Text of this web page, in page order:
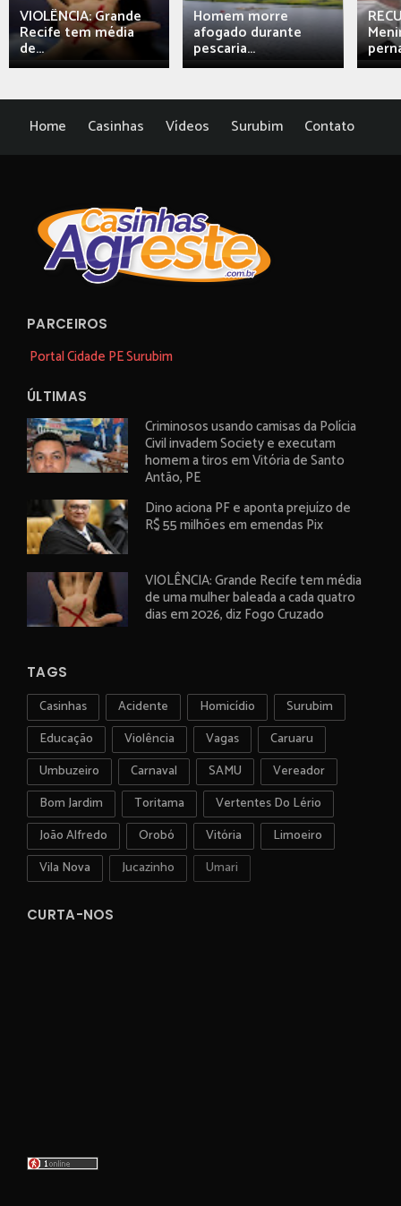
VIOLÊNCIA: Grande
Recife tem média
de...
Homem morre
afogado durante
pescaria...
Home Casinhas Vídeos Surubim Contato
PARCEIROS
Portal Cidade PE Surubim
ÚLTIMAS
Criminosos usando camisas da Polícia
Civil invadem Society e executam
homem a tiros em Vitória de Santo
Antão, PE
Dino aciona PF e aponta prejuízo de
R$ 55 milhões em emendas Pix
VIOLÊNCIA: Grande Recife tem média
de uma mulher baleada a cada quatro
dias em 2026, diz Fogo Cruzado
TAGS
Casinhas Acidente Homicídio
Surubim
Educação
Violência Vagas
Caruaru
Umbuzeiro
Carnaval SAMU
Vereador
Bom Jardim
Toritama
Vertentes Do Lério
João Alfredo
Orobó Vitória
Limoeiro
Vila Nova
Jucazinho Umari
CURTA-NOS